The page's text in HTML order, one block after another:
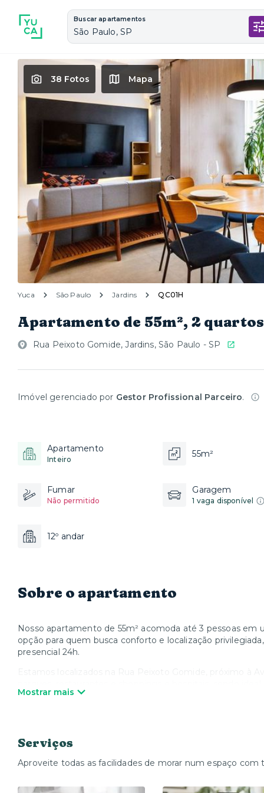
Buscar apartamentos
São Paulo, SP
38 Fotos Mapa
Yuca São Paulo Jardins QC01H
Apartamento de 55m², 2
Rua Peixoto Gomide, Jardins, São Paulo - SP
Imóvel gerenciado por Gestor Profissional Parceiro.
Apartamento
Inteiro
55m²
Fumar
Não permitido
Garagem
1 vaga disponível
12º andar
Sobre o apartamento
Nosso apartamento de 55m² acomoda até 3 pessoas
opção para quem busca conforto e localização
presencial 24h.
trabalha.
- Caso deseje faxinas extras durante a estadia, favor
parte).
Mostrar mais
Serviços
Aproveite todas as facilidades de morar num espaço com